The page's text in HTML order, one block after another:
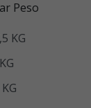
Peso
KG